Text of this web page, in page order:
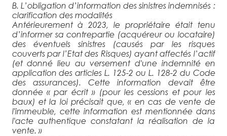
B. L’obligation d’information des sinistres indemnisés :
clarification des modalités
Antérieurement à 2023, le propriétaire était tenu
d’informer sa contrepartie (acquéreur ou locataire)
des éventuels sinistres (causés par les risques
couverts par l’Etat des Risques) ayant affectés l’actif
(et donné lieu au versement d'une indemnité en
applicationdes articles L. 125-2 ou L. 128-2 du Code
des assurances). Cette information devait être
donnée «par écrit» (pour les cessions et pour les
baux) et la loi précisait que, « en cas de vente de
l'immeuble, cette information est mentionnée dans
l'acte authentique constatant la réalisation de la
vente. »